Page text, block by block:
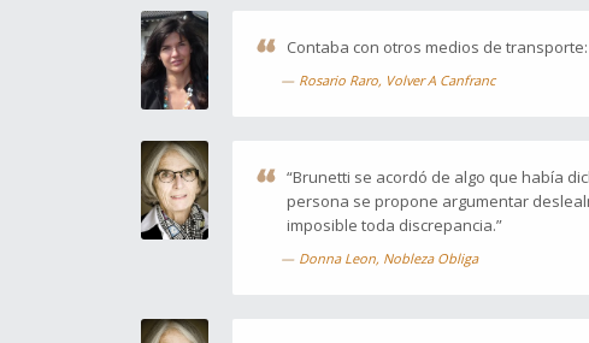
Contaba con otros medios de
Rosario Raro, Volver A Canfranc
“Brunetti se acordó de algo que había
persona se propone argumentar
imposible toda discrepancia.”
Donna Leon, Nobleza Obliga